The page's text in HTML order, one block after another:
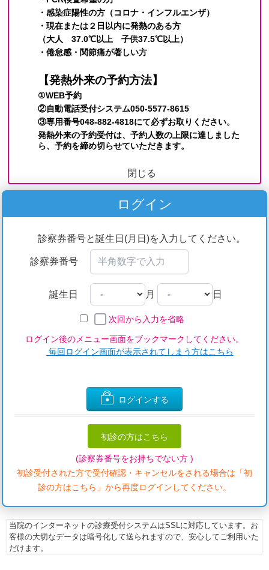
閉じる
ログイン
診察券番号と誕生日(月日)を入力してください。
診察券番号
誕生日 月 日
次回から入力を省略
ログイン後のメニュー画面をブックマークしてください。
毎回ログイン画面が表示されてしまう方はこちら
ログインする
初診の方はこちら
(診察券番号をお持ちでない方 )
初診受付された方で受付確認・キャンセルをされる場合は「初
診の方はこちら」から再度ログインしてください。
当院のインターネットの診療受付システムはSSLに対応しています。お
客様の大切なデータは暗号化して送られますので、安心してご利用いた
だけます。